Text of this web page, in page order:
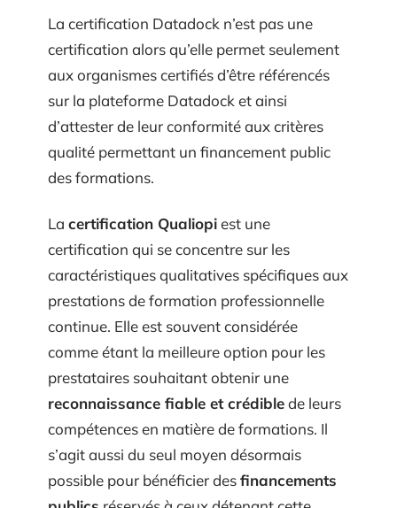
La certification Datadock n’est pas une
certification alors qu’elle permet seulement
aux organismes certifiés d’être référencés
sur la plateforme Datadock et ainsi
d’attester de leur conformité aux critères
qualité permettant un financement public
des formations.
La certification Qualiopiest une
certification qui se concentre sur les
caractéristiques qualitatives spécifiques aux
prestations de formation professionnelle
continue. Elle est souvent considérée
comme étant la meilleure option pour les
prestataires souhaitant obtenir une
reconnaissance fiable et crédiblede leurs
compétences en matière de formations. Il
s’agit aussi du seul moyen désormais
possible pour bénéficier desfinancements